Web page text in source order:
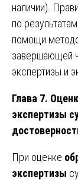
наличии).
по
помощи
завершающей
экспертизы и
Глава 7.
экспертизы
При оценке
экспертизы